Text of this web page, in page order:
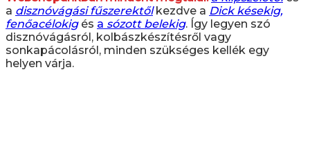
a disznóvágási fűszerektőlkezdve a Dick késekig,
fenőacélokigés a sózott belekig. Így legyen szó
disznóvágásról, kolbászkészítésről vagy
sonkapácolásról, minden szükséges kellék egy
helyen várja.